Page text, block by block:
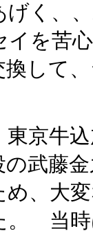
げく、
イを苦
して
京牛
武藤
、大
。 当